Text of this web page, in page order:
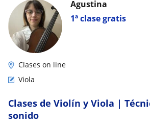
1ª clase gratis
Agustina
Clases on line
Viola
Clases de Violín y Viola |
sonido